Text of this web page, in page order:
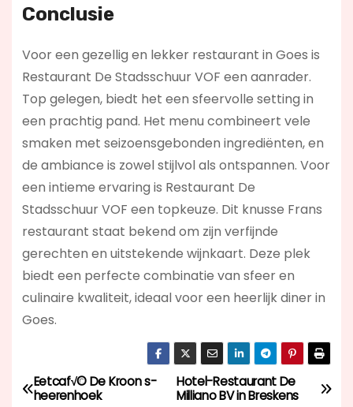
Conclusie
Voor een gezellig en lekker restaurant in Goes is
Restaurant De Stadsschuur VOF een aanrader.
Top gelegen, biedt het een sfeervolle setting in
een prachtig pand. Het menu combineert vele
smaken met seizoensgebonden ingrediënten, en
de ambiance is zowel stijlvol als ontspannen. Voor
een intieme ervaring is Restaurant De
Stadsschuur VOF een topkeuze. Dit knusse Frans
restaurant staat bekend om zijn verfijnde
gerechten en uitstekende wijnkaart. Deze plek
biedt een perfecte combinatie van sfeer en
culinaire kwaliteit, ideaal voor een heerlijk diner in
Goes.
B
Hotel-Restaurant De
Milliano BV in Breskens
Eetcaf√© De Kroon s-
heerenhoek